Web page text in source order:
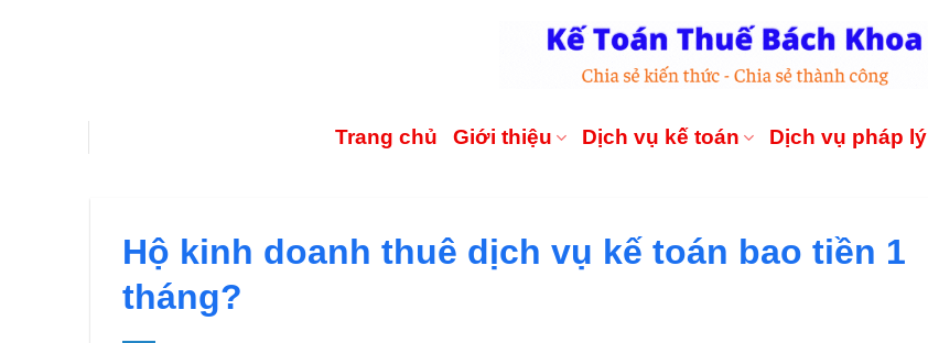
Trang chủ Giới thiệu Dịch vụ kế toán Dịch vụ pháp lý
Hộ kinh doanh thuê dịch vụ kế toán bao tiền 1
tháng?